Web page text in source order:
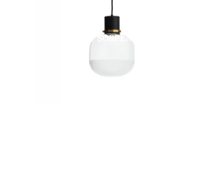
GHOST SOSPENSIONE